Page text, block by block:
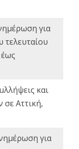
για
τελευταίου
και
σε Αττική,
για